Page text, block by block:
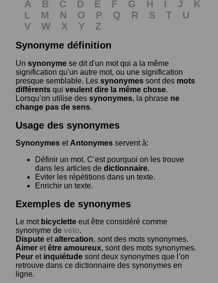
A B C D E F G H I J
K
L
M N O P Q R S T
U
V
W X Y
Z
Synonyme définition
Un synonyme se dit d'un mot qui a la même
signification qu'un autre mot, ou une signification
presque semblable. Les synonymes sont des mots
différents qui veulent dire la même chose.
Lorsqu’on utilise des synonymes, la phrase ne
change pas de sens.
Usage des synonymes
Synonymes et Antonymes servent à:
Définir un mot. C’est pourquoi on les trouve
dans les articles de dictionnaire.
Eviter les répétitions dans un texte.
Enrichir un texte.
Exemples de synonymes
Le mot bicyclette eut être considéré comme
synonyme de vélo.
Dispute etaltercation, sont des mots synonymes.
Aimer etêtre amoureux, sont des mots synonymes.
Peur et inquiétude sont deux synonymes que l’on
retrouve dans ce dictionnaire des synonymes en
ligne.